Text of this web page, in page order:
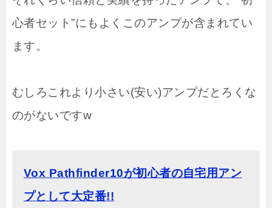
心者セット”にもよくこのアンプが含まれてい
ます。
むしろこれより小さい(安い)アンプだとろくな
のがないですw
Vox Pathfinder10が初心者の自宅用アン
プとして大定番!!